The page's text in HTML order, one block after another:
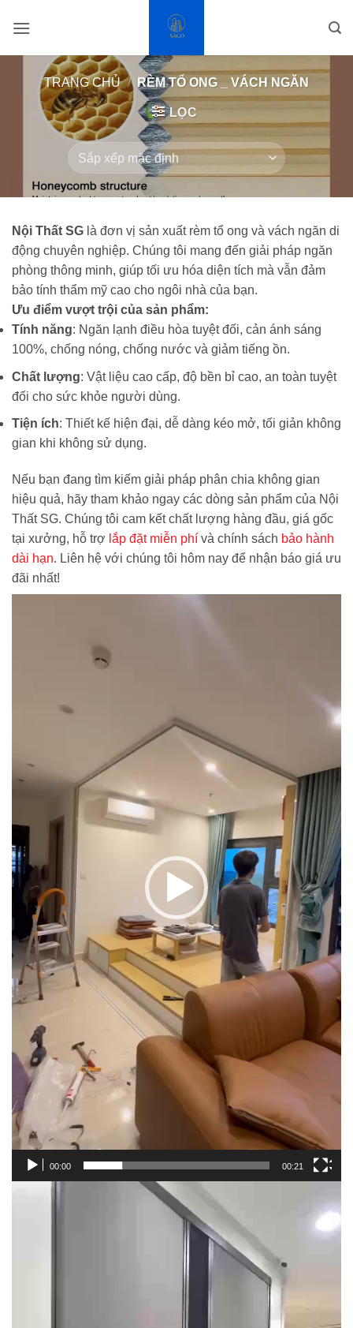
qua
TRANG CHỦ / RÈM TỔ ONG _ VÁCH NGĂN
LỌC
Nội Thất SG là đơn vị sản xuất rèm tổ ong và vách ngăn di
động chuyên nghiệp. Chúng tôi mang đến giải pháp ngăn
phòng thông minh, giúp tối ưu hóa diện tích mà vẫn đảm
bảo tính thẩm mỹ cao cho ngôi nhà của bạn.
Ưu điểm vượt trội của sản phẩm:
Tính năng: Ngăn lạnh điều hòa tuyệt đối, cản ánh sáng
100%, chống nóng, chống nước và giảm tiếng ồn.
Chất lượng: Vật liệu cao cấp, độ bền bỉ cao, an toàn tuyệt
đối cho sức khỏe người dùng.
Tiện ích: Thiết kế hiện đại, dễ dàng kéo mở, tối giản không
gian khi không sử dụng.
Nếu bạn đang tìm kiếm giải pháp phân chia không gian
hiệu quả, hãy tham khảo ngay các dòng sản phẩm của Nội
Thất SG. Chúng tôi cam kết chất lượng hàng đầu, giá gốc
tại xưởng, hỗ trợ lắp đặt miễn phí và chính sách bảo hành
dài hạn. Liên hệ với chúng tôi hôm nay để nhận báo giá ưu
đãi nhất!
00:00 00:21